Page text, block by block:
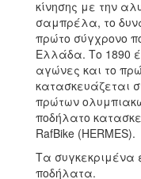
κίνησης με την
σαμπρέλα, το
πρώτο σύγχρονο
Ελλάδα. Το 1890
αγώνες και το
κατασκευάζεται
πρώτων
ποδήλατο
RafBike (HERMES).
Τα συγκεκριμένα
ποδήλατα.